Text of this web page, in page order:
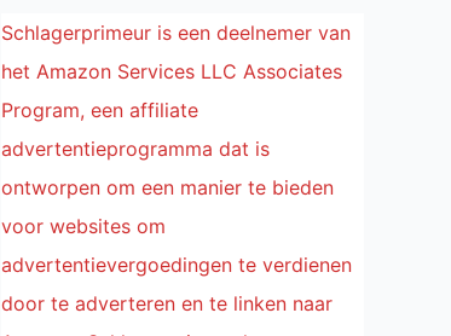
Schlagerprimeur is een deelnemer van
het Amazon Services LLC Associates
Program, een affiliate
advertentieprogramma dat is
ontworpen om een manier te bieden
voor websites om
advertentievergoedingen te verdienen
door te adverteren en te linken naar